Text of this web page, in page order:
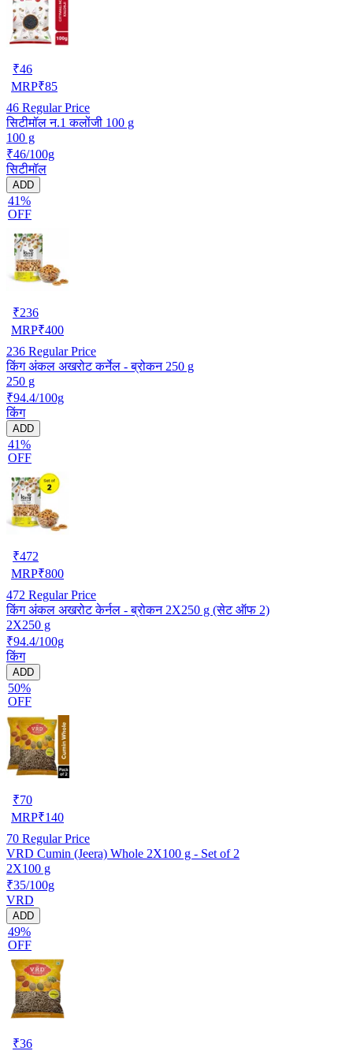
₹46
MRP₹85
46 Regular Price
सिटीमॉल न.1 कलोंजी 100 g
100 g
₹46/100g
सिटीमॉल
ADD
41%
OFF
₹236
MRP₹400
236 Regular Price
किंग अंकल अखरोट कर्नेल - ब्रोकन 250 g
250 g
₹94.4/100g
किंग
ADD
41%
OFF
₹472
MRP₹800
472 Regular Price
किंग अंकल अखरोट केर्नल - ब्रोकन 2X250 g (सेट ऑफ 2)
2X250 g
₹94.4/100g
किंग
ADD
50%
OFF
₹70
MRP₹140
70 Regular Price
VRD Cumin (Jeera) Whole 2X100 g - Set of 2
2X100 g
₹35/100g
VRD
ADD
49%
OFF
₹36